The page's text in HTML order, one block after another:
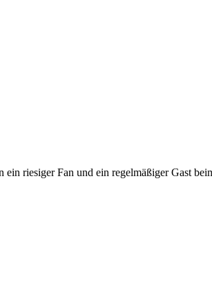
riesiger Fan und ein regelmäßiger Gast